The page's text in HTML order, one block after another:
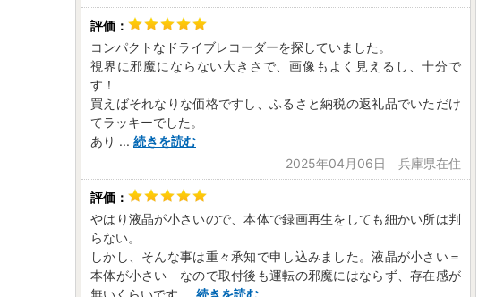
コンパクトなドライブレコーダーを探していました。
視界に邪魔にならない大きさで、画像もよく見えるし、十分で
す！
買えばそれなりな価格ですし、ふるさと納税の返礼品でいただけ
てラッキーでした。
あり ... 続きを読む
2025年04月06日 兵庫県在住
やはり液晶が小さいので、本体で録画再生をしても細かい所は判
らない。
しかし、そんな事は重々承知で申し込みました。液晶が小さい＝
本体が小さい なので取付後も運転の邪魔にはならず、存在感が
無いくらいです ... 続きを読む